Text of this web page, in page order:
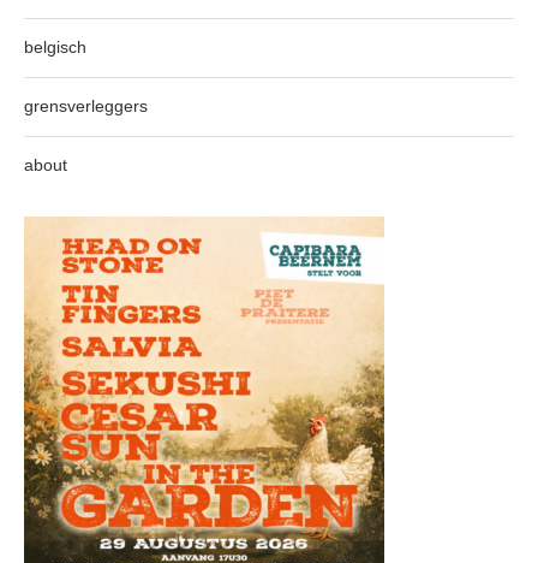
belgisch
grensverleggers
about